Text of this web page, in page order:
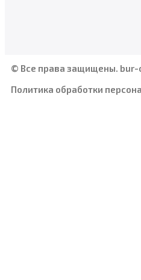
© Все права защищены. bur-
Политика обработки